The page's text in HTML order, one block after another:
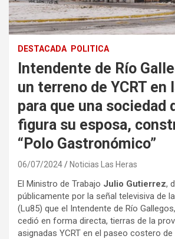
DESTACADA POLITICA
Intendente de Río
un terreno de YCRT en
para que una sociedad
figura su esposa,
“Polo Gastronómico”
06/07/2024 Noticias Las Heras
El Ministro de Trabajo Julio Gutierrez,
públicamente por la señal televisiva de
(Lu85) que el Intendente de Río
cedió en forma directa, tierras de la
asignadas YCRT en el paseo costero de